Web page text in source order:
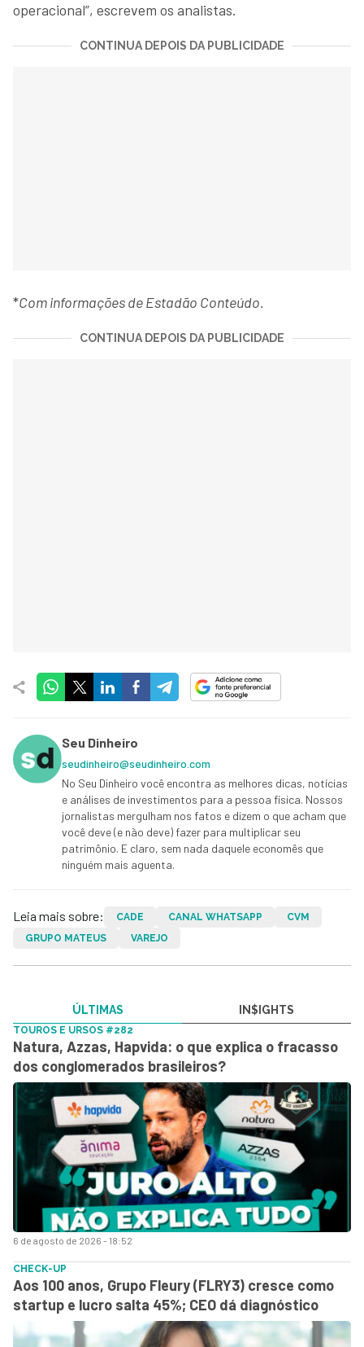
operacional”, escrevem os analistas.
CONTINUA DEPOIS DA PUBLICIDADE
*Com informações de Estadão Conteúdo.
CONTINUA DEPOIS DA PUBLICIDADE
Seu Dinheiro
seudinheiro@seudinheiro.com
No Seu Dinheiro você encontra as melhores dicas, notícias
e análises de investimentos para a pessoa física. Nossos
jornalistas mergulham nos fatos e dizem o que acham que
você deve (e não deve) fazer para multiplicar seu
patrimônio. E claro, sem nada daquele economês que
ninguém mais aguenta.
Leia mais sobre: CADE CANAL WHATSAPP
CVM
GRUPO MATEUS
VAREJO
ÚLTIMAS IN$IGHTS
6 de agosto de 2026 - 18:52
TOUROS E URSOS #282
Natura, Azzas, Hapvida: o que explica o fracasso
dos conglomerados brasileiros?
CHECK-UP
Aos 100 anos, Grupo Fleury (FLRY3) cresce como
startup e lucro salta 45%; CEO dá diagnóstico